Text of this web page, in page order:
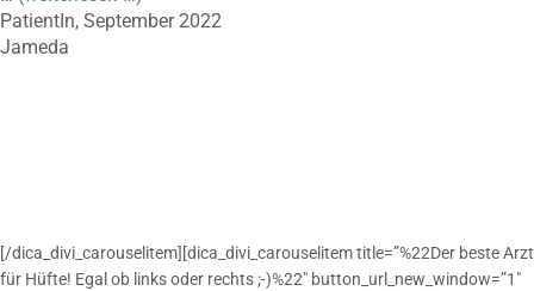
PatientIn, September 2022
Jameda
[/dica_divi_carouselitem][dica_divi_carouselitem title=”%22Der beste Arzt
für Hüfte! Egal ob links oder rechts ;-)%22″ button_url_new_window=”1″